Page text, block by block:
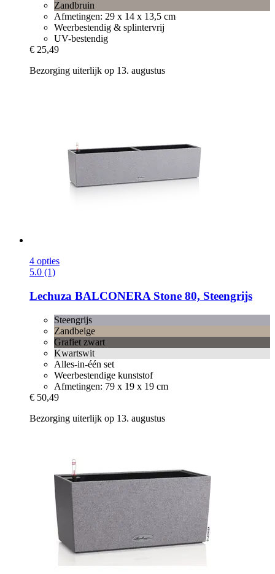
Zandbruin
Afmetingen: 29 x 14 x 13,5 cm
Weerbestendig & splintervrij
UV-bestendig
€ 25,49
Bezorging uiterlijk op 13. augustus
4 opties
5.0 (1)
Lechuza BALCONERA Stone 80, Steengrijs
Steengrijs
Zandbeige
Grafiet zwart
Kwartswit
Alles-in-één set
Weerbestendige kunststof
Afmetingen: 79 x 19 x 19 cm
€ 50,49
Bezorging uiterlijk op 13. augustus